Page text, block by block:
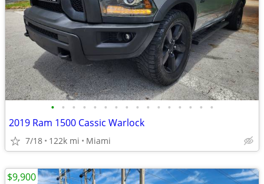
• • • • • • • • • • • • • • • •
2019 Ram 1500 Cassic Warlock
7/18 122k mi Miami
$9,900